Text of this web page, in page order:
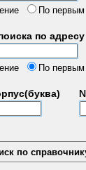
По
по адресу
По